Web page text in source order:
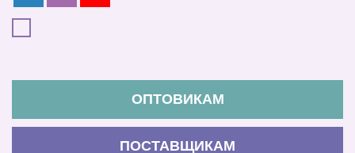
ОПТОВИКАМ
ПОСТАВЩИКАМ